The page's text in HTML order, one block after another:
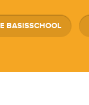
BASISSCHOOL